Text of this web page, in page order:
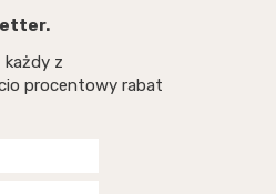
każdy z
procentowy rabat